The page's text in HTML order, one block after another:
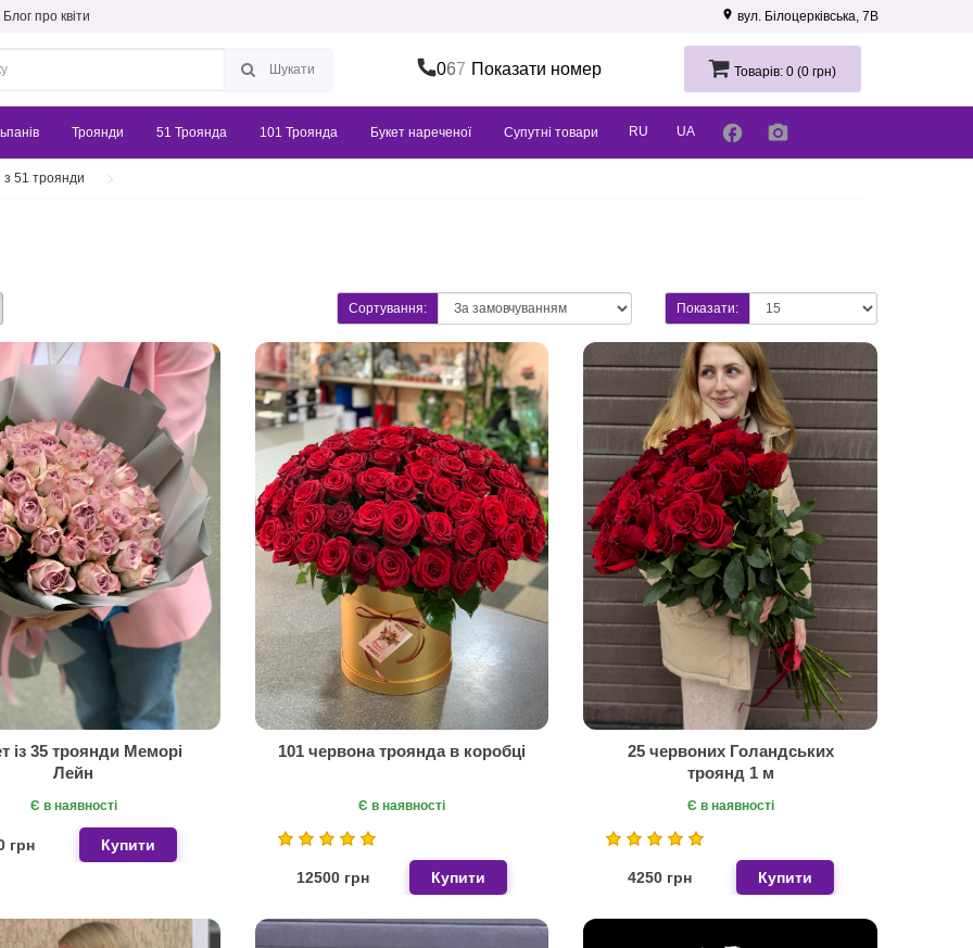
Блог про квіти room вул. Білоцерківська, 7В
Шукати 067 Показати номер Товарів: 0 (0 грн)
Троянди 51 Троянда 101 Троянда Букет нареченої Супутні товари RU UA facebook photo_camera
з 51 троянди
Сортування: Показати:
із 35 троянди Меморі
Лейн
Є в наявності
грн Купити
101 червона троянда в коробці
Є в наявності
12500 грн Купити
25 червоних Голандських
троянд 1 м
Є в наявності
4250 грн Купити